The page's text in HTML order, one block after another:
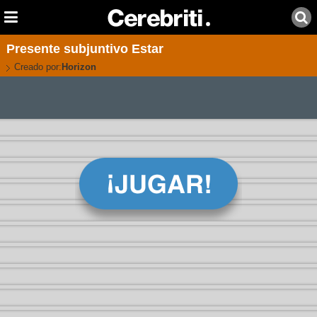
Presente subjuntivo Estar
Creado por: Horizon